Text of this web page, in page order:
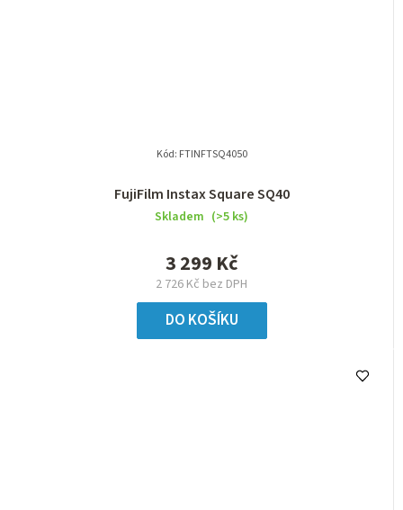
FujiFilm Instax Square SQ40
Skladem (>5 ks)
2 726 Kč bez DPH
3 299 Kč
DO KOŠÍKU
Kód: FTINFTSQ4050